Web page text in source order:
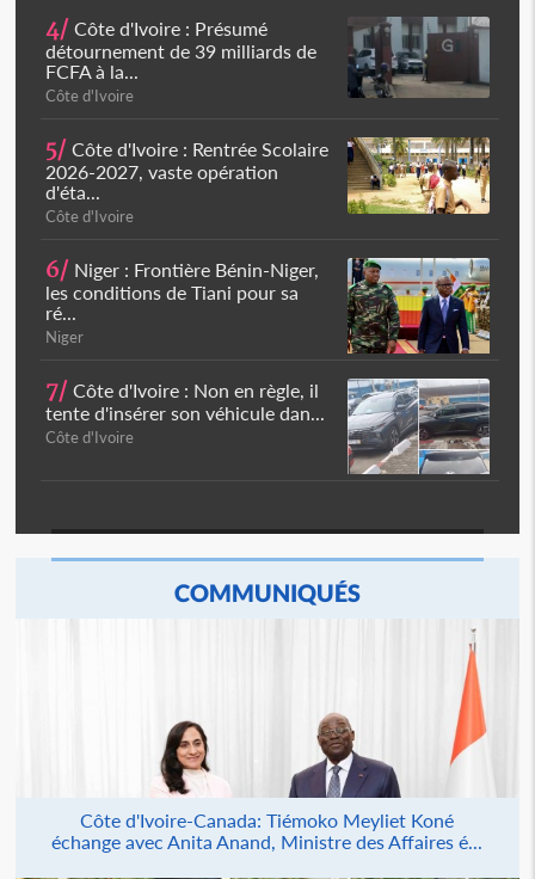
4/ Côte d'Ivoire : Présumé
détournement de 39 milliards de
FCFA à la...
Côte d'Ivoire
5/ Côte d'Ivoire : Rentrée Scolaire
2026-2027, vaste opération
d'éta...
Côte d'Ivoire
6/ Niger : Frontière Bénin-Niger,
les conditions de Tiani pour sa
ré...
Niger
7/ Côte d'Ivoire : Non en règle, il
tente d'insérer son véhicule dan...
Côte d'Ivoire
COMMUNIQUÉS
Côte d'Ivoire-Canada: Tiémoko Meyliet Koné
échange avec Anita Anand, Ministre des Affaires é...